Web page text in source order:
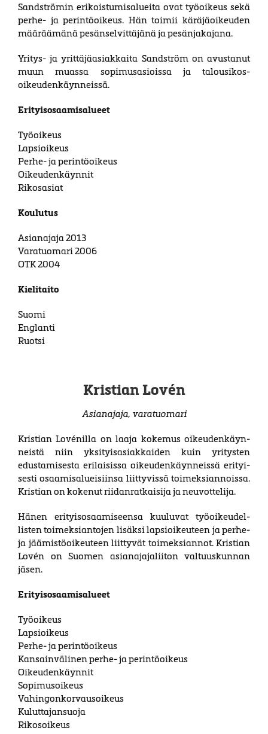
Sandströmin erikoistumisalueita ovat työ­oikeus sekä
perhe- ja perintö­oikeus. Hän toimii kärä­jä­oikeu­den
määräämänä pesän­selvit­täjänä ja pesän­jakajana.
Yritys- ja yrittäjäasiakkaita Sandström on avus­tanut
muun muassa sopimus­asioissa ja talous­ikos­
oikeuden­käynneissä.
Erityisosaamisalueet
Työoikeus
Lapsioikeus
Perhe- ja perintöoikeus
Oikeudenkäynnit
Rikosasiat
Koulutus
Asianajaja 2013
Varatuomari 2006
OTK 2004
Kielitaito
Suomi
Englanti
Ruotsi
Kristian Lovén
Asianajaja, varatuomari
Kristian Lovénilla on laaja kokemus oi­keu­den­käyn­
neistä niin yksityisasiakkaiden kuin yritysten
edustamisesta erilaisissa oi­keu­den­käyn­neissä eri­tyi­
sesti osaa­mis­alu­eisiinsa liit­tyvissä toimeksi­annoissa.
Kris­tian on ko­kenut rii­dan­­rat­kaisija ja neuvot­­telija.
Hänen erityisosaamiseensa kuuluvat työ­oi­keu­del­
listen toi­meksi­antojen lisäksi lapsi­oikeuteen ja perhe-
ja jääm­istö­oikeuteen liit­tyvät toimeksi­annot. Kristian
Lovén on Suomen asian­ajaja­liiton valtuus­kunnan
jäsen.
Erityisosaamisalueet
Työoikeus
Lapsioikeus
Perhe- ja perintöoikeus
Kansainvälinen perhe- ja perintöoikeus
Oikeudenkäynnit
Sopimusoikeus
Vahingonkorvausoikeus
Kuluttajansuoja
Rikosoikeus